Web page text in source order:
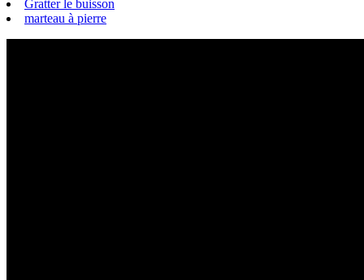
Gratter le buisson
marteau à pierre